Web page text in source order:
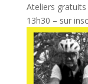
Ateliers
13h30 – sur